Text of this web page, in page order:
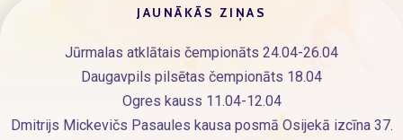
JAUNĀKĀS ZIŅAS
Jūrmalas atklātais čempionāts 24.04-26.04
Daugavpils pilsētas čempionāts 18.04
Ogres kauss 11.04-12.04
Dmitrijs Mickevičs Pasaules kausa posmā Osijekā izcīna 37.